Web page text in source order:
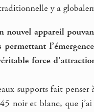
y a
nouvel appareil
force
supports fait
noir et blanc, que